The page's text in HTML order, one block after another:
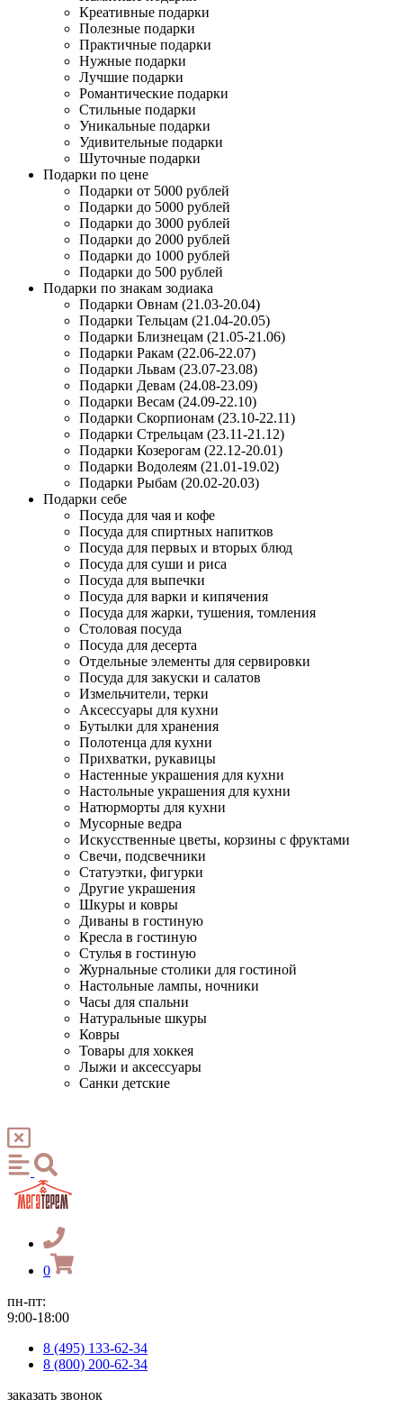
Креативные подарки
Полезные подарки
Практичные подарки
Нужные подарки
Лучшие подарки
Романтические подарки
Стильные подарки
Уникальные подарки
Удивительные подарки
Шуточные подарки
Подарки по цене
Подарки от 5000 рублей
Подарки до 5000 рублей
Подарки до 3000 рублей
Подарки до 2000 рублей
Подарки до 1000 рублей
Подарки до 500 рублей
Подарки по знакам зодиака
Подарки Овнам (21.03-20.04)
Подарки Тельцам (21.04-20.05)
Подарки Близнецам (21.05-21.06)
Подарки Ракам (22.06-22.07)
Подарки Львам (23.07-23.08)
Подарки Девам (24.08-23.09)
Подарки Весам (24.09-22.10)
Подарки Скорпионам (23.10-22.11)
Подарки Стрельцам (23.11-21.12)
Подарки Козерогам (22.12-20.01)
Подарки Водолеям (21.01-19.02)
Подарки Рыбам (20.02-20.03)
Подарки себе
Посуда для чая и кофе
Посуда для спиртных напитков
Посуда для первых и вторых блюд
Посуда для суши и риса
Посуда для выпечки
Посуда для варки и кипячения
Посуда для жарки, тушения, томления
Столовая посуда
Посуда для десерта
Отдельные элементы для сервировки
Посуда для закуски и салатов
Измельчители, терки
Аксессуары для кухни
Бутылки для хранения
Полотенца для кухни
Прихватки, рукавицы
Настенные украшения для кухни
Настольные украшения для кухни
Натюрморты для кухни
Мусорные ведра
Искусственные цветы, корзины с фруктами
Свечи, подсвечники
Статуэтки, фигурки
Другие украшения
Шкуры и ковры
Диваны в гостиную
Кресла в гостиную
Стулья в гостиную
Журнальные столики для гостиной
Настольные лампы, ночники
Часы для спальни
Натуральные шкуры
Ковры
Товары для хоккея
Лыжи и аксессуары
Санки детские
0
пн-пт:
9:00-18:00
8 (495) 133-62-34
8 (800) 200-62-34
заказать звонок